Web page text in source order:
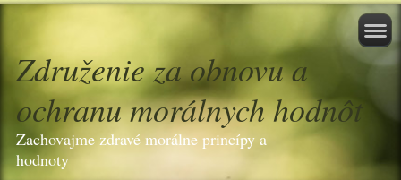
Združenie za obnovu a
ochranu morálnych hodnôt
Zachovajme zdravé morálne princípy a
hodnoty